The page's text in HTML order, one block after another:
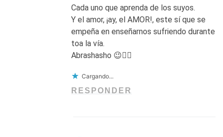
Cada uno que aprenda de los suyos.
Y el amor, ¡ay, el AMOR!, este sí que se
empeña en enseñarnos sufriendo durante
toa la vía.
Abrashasho 😉👍🏻
Cargando...
RESPONDER